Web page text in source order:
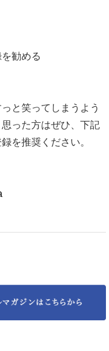
勧める
と笑ってしまうよう
った方はぜひ、下記
を推奨ください。